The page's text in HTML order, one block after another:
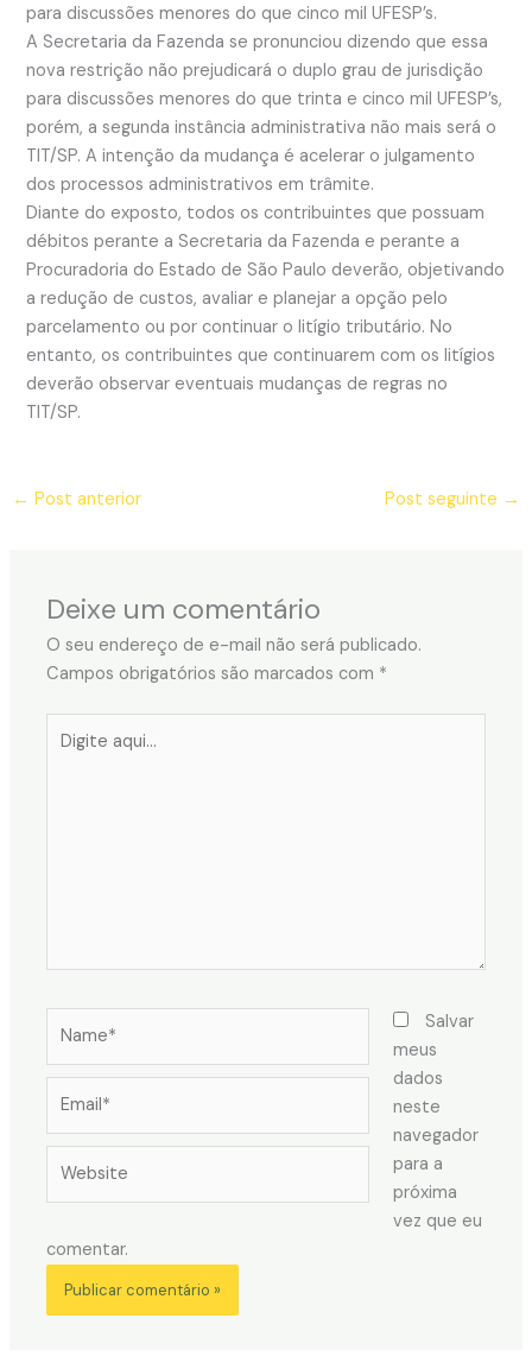
para discussões menores do que cinco mil UFESP’s.
A Secretaria da Fazenda se pronunciou dizendo que essa
nova restrição não prejudicará o duplo grau de jurisdição
para discussões menores do que trinta e cinco mil UFESP’s,
porém, a segunda instância administrativa não mais será o
TIT/SP. A intenção da mudança é acelerar o julgamento
dos processos administrativos em trâmite.
Diante do exposto, todos os contribuintes que possuam
débitos perante a Secretaria da Fazenda e perante a
Procuradoria do Estado de São Paulo deverão, objetivando
a redução de custos, avaliar e planejar a opção pelo
parcelamento ou por continuar o litígio tributário. No
entanto, os contribuintes que continuarem com os litígios
deverão observar eventuais mudanças de regras no
TIT/SP.
← Post anterior Post seguinte →
Deixe um comentário
O seu endereço de e-mail não será publicado.
Campos obrigatórios são marcados com *
aqui...
Salvar
meus
dados
neste
navegador
para a
próxima
vez que eu
comentar.